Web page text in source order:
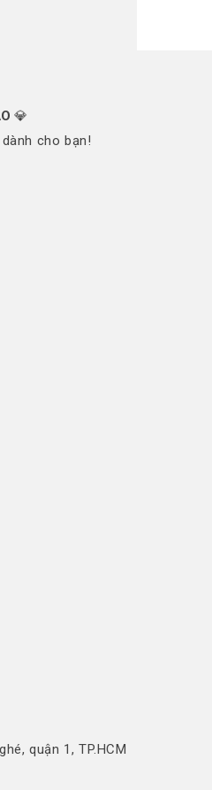
💎
cho bạn!
quận 1, TP.HCM